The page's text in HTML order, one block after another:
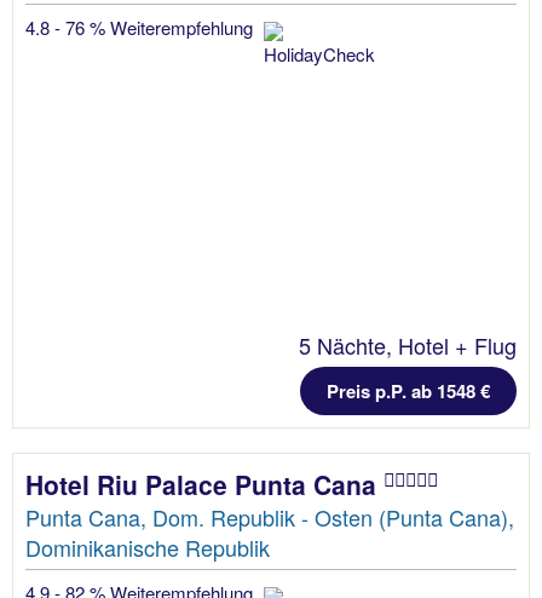
4.8 - 76 % Weiterempfehlung
5 Nächte, Hotel + Flug
Preis p.P. ab 1548 €
Hotel Riu Palace Punta Cana
Punta Cana, Dom. Republik - Osten (Punta Cana),
Dominikanische Republik